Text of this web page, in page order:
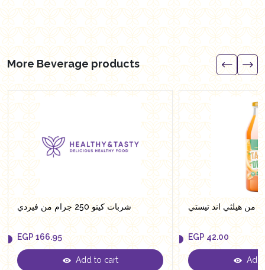
More Beverage products
شربات كيتو 250 جرام من فيردي
EGP
EGP 166.95
Add to cart EGP
EGP 42.00
Add